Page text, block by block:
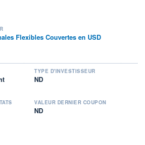
Flexibles Couvertes en USD
TYPE D'INVESTISSEUR
ND
VALEUR DERNIER COUPON
ND